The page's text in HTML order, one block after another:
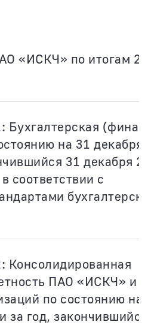
«ИСКЧ» по итогам
на 31 декабря
31 декабря
соответствии с
ПАО «ИСКЧ» и
по состоянию на
за год,